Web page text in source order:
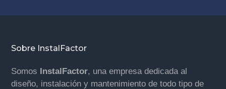
Footer
Sobre InstalFactor
Somos InstalFactor, una empresa dedicada al
diseño, instalación y mantenimiento de todo tipo de